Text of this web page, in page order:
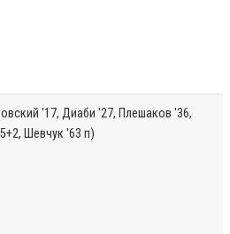
'17, Диаби '27, Плешаков '36,
Шевчук '63 п)